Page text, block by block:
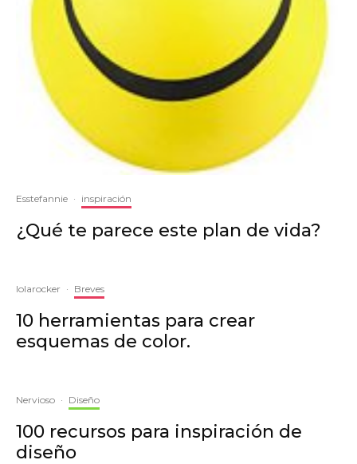
Esstefannie · inspiración
¿Qué te parece este plan de vida?
lolarocker · Breves
10 herramientas para crear
esquemas de color.
Nervioso · Diseño
100 recursos para inspiración de
diseño